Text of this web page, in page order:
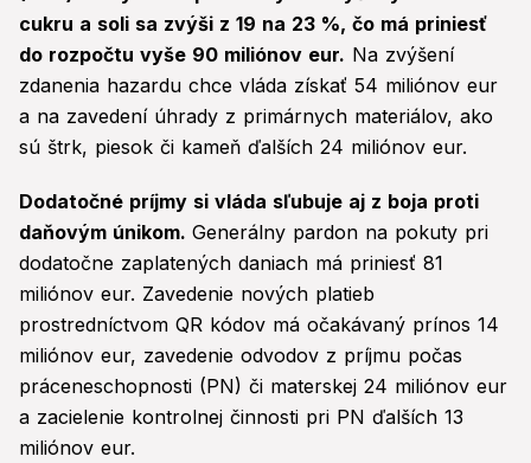
cukru a soli sa zvýši z 19 na 23 %, čo má priniesť
do rozpočtu vyše 90 miliónov eur. Na zvýšení
zdanenia hazardu chce vláda získať 54 miliónov eur
a na zavedení úhrady z primárnych materiálov, ako
sú štrk, piesok či kameň ďalších 24 miliónov eur.
Dodatočné príjmy si vláda sľubuje aj z boja proti
daňovým únikom. Generálny pardon na pokuty pri
dodatočne zaplatených daniach má priniesť 81
miliónov eur. Zavedenie nových platieb
prostredníctvom QR kódov má očakávaný prínos 14
miliónov eur, zavedenie odvodov z príjmu počas
práceneschopnosti (PN) či materskej 24 miliónov eur
a zacielenie kontrolnej činnosti pri PN ďalších 13
miliónov eur.